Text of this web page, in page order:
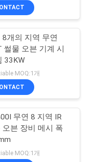
기계
더
8개의 지역 무연
썰물 오븐 기계 시
33KW
MOQ:1개
무연 8 지역 IR
오븐 장비 메시 폭
MOQ:1개